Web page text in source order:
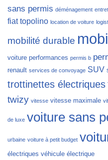
sans permis déménagement
fiat topolino location de voiture
mobilité durable
voiture performances permis b
renault services de convoyage SUV
trottinettes électriques
twizy vitesse vitesse maximale
de luxe voiture sans
urbaine voiture à petit budget
électriques véhicule électrique